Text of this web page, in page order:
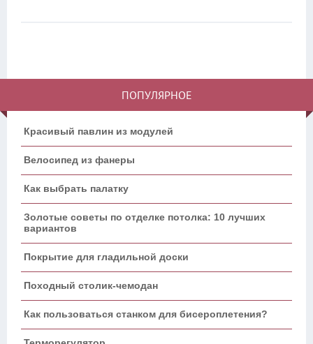
ПОПУЛЯРНОЕ
Красивый павлин из модулей
Велосипед из фанеры
Как выбрать палатку
Золотые советы по отделке потолка: 10 лучших
вариантов
Покрытие для гладильной доски
Походный столик-чемодан
Как пользоваться станком для бисероплетения?